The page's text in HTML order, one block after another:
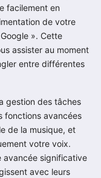
facilement en
de votre
». Cette
assister au moment
entre différentes
gestion des tâches
fonctions avancées
de la musique, et
votre voix.
avancée significative
avec leurs